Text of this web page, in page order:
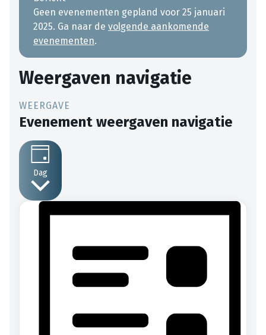
Geen evenementen gepland voor 25 januari
2025. Ga naar de volgende aankomende
evenementen.
Weergaven navigatie
Evenement weergaven navigatie
Dag